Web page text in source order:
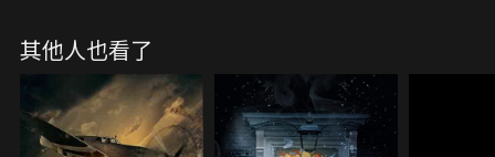
徳從香港、中國、古巴再回到英國，一路追蹤調查
下，驚而發現事件背後暗藏著更具毀滅性的陰謀…
其他人也看了